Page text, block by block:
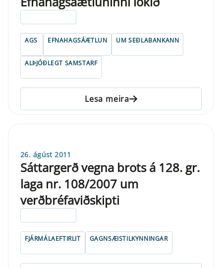
AGS EFNAHAGSÁÆTLUN UM SEÐLABANKANN
ALÞJÓÐLEGT SAMSTARF
Lesa meira
26. ágúst 2011
Sáttargerð vegna brots á 128. gr.
laga nr. 108/2007 um
verðbréfaviðskipti
FJÁRMÁLAEFTIRLIT GAGNSÆISTILKYNNINGAR